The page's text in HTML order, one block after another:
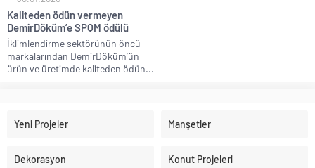
Kaliteden ödün vermeyen
DemirDöküm’e SPQM ödülü
İklimlendirme sektörünün öncü
markalarından DemirDöküm’ün
ürün ve üretimde kaliteden ödün...
Yeni Projeler Manşetler
Dekorasyon Konut Projeleri